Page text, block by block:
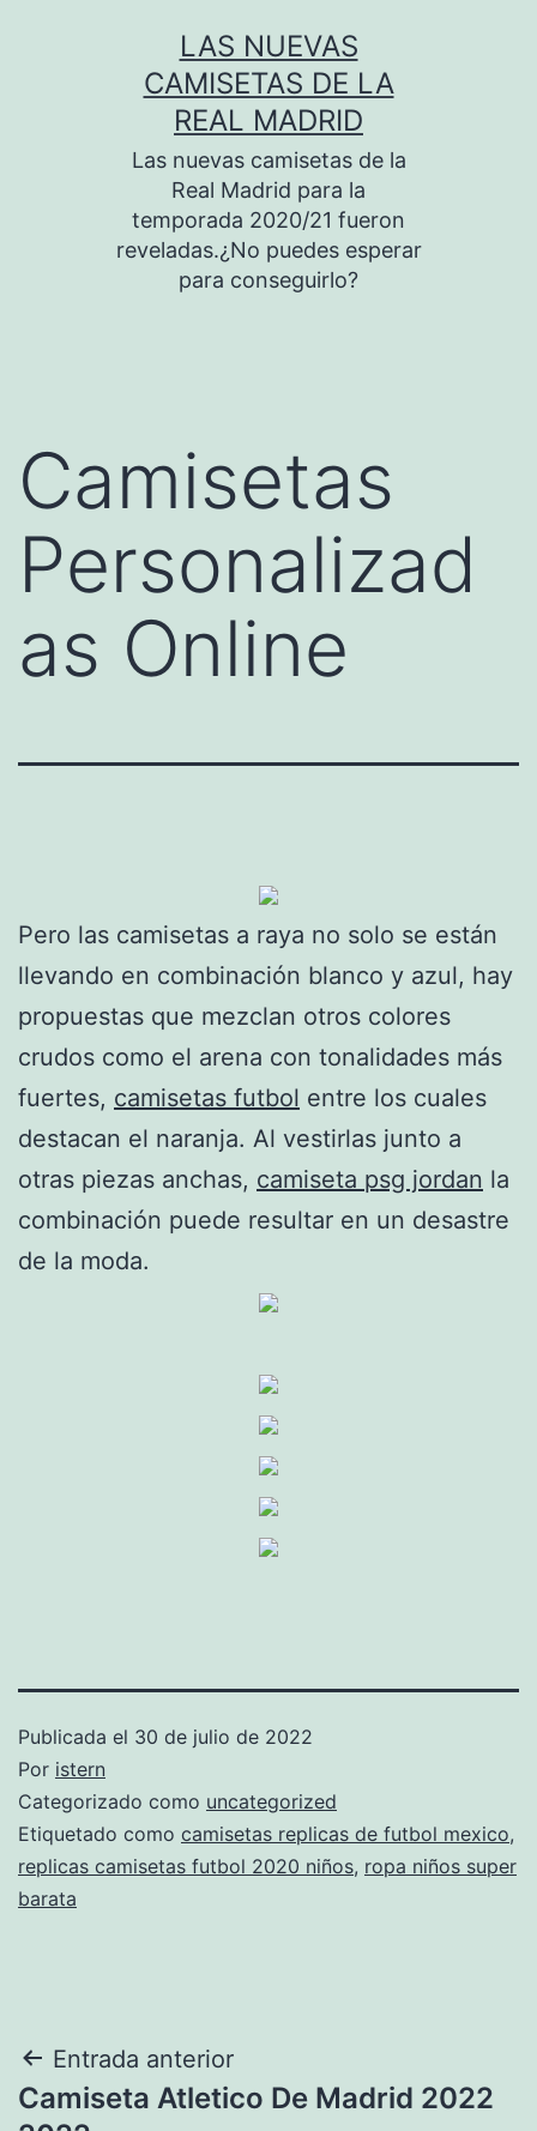
LAS NUEVAS
CAMISETAS DE LA
REAL MADRID
Las nuevas camisetas de la
Real Madrid para la
temporada 2020/21 fueron
reveladas.¿No puedes esperar
para conseguirlo?
Camisetas
Personalizad
as Online
Pero las camisetas a raya no solo se están
llevando en combinación blanco y azul, hay
propuestas que mezclan otros colores
crudos como el arena con tonalidades más
fuertes, camisetas futbol entre los cuales
destacan el naranja. Al vestirlas junto a
otras piezas anchas, camiseta psg jordan la
combinación puede resultar en un desastre
de la moda.
Publicada el 30 de julio de 2022
Por istern
Categorizado como uncategorized
Etiquetado como camisetas replicas de futbol mexico,
replicas camisetas futbol 2020 niños, ropa niños super
barata
Navegación
de
Entrada anterior
Camiseta Atletico De Madrid 2022